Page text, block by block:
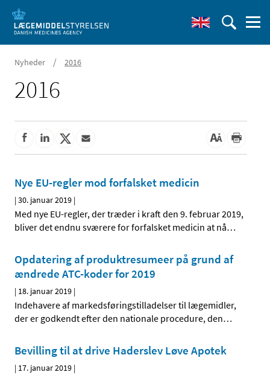
Nyheder / 2016
2016
Nye EU-regler mod forfalsket medicin
|30. januar 2019 |
Med nye EU-regler, der træder i kraft den 9. februar 2019,
bliver det endnu sværere for forfalsket medicin at nå…
Opdatering af produktresumeer på grund af
ændrede ATC-koder for 2019
| 18. januar 2019 |
Indehavere af markedsføringstilladelser til lægemidler,
der er godkendt efter den nationale procedure, den…
Bevilling til at drive Haderslev Løve Apotek
| 17. januar 2019 |